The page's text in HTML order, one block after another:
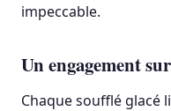
impeccable.
Un engagement
Chaque soufflé glacé